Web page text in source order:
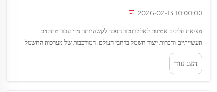
2026-02-13 10:00:00
מציאת חלקים אמינות לאלטרנטור הפכה לקשה יותר מדי עבור מתקנים
תעשייתיים וחברות ייצור חשמל ברחבי העולם. המורכבות של מערכות החשמל
המודרניות דורשת רכיבים מהונדסים بدقة אשר יכולים לסבול פעילות רציפה...
הצג עוד